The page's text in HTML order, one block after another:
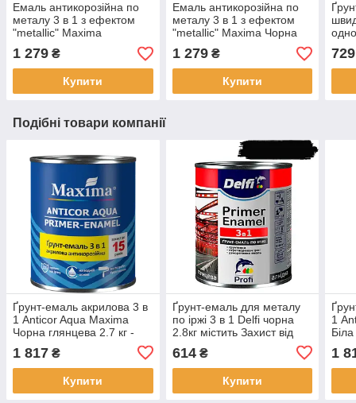
Емаль антикорозійна по
металу 3 в 1 з ефектом
"metallic" Maxima
Коричнева 2.3кг текстура
мерехтіння маскує та
вирівнює нерівності
1 279 ₴
Купити
Емаль антикорозійна по
металу 3 в 1 з ефектом
"metallic" Maxima Чорна
2.3кг текстура мерехтіння
маскує та вирівнює
нерівності
1 279₴
Купити
729
Подібні товари компанії
Ґрунт-емаль акрилова 3 в
1 Anticor Aqua Maxima
Чорна глянцева 2.7 кг -
захист від корозії та
фінішна емаль
1 817 ₴
Купити
Ґрунт-емаль для металу
по іржі 3 в 1 Delfi чорна
2.8кг містить Захист від
корозії Адгезійний ґрунт
Декоративну емаль
614₴
Купити
1
1